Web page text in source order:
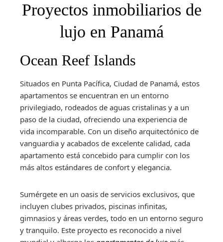
Proyectos inmobiliarios de
lujo en Panamá
Ocean Reef Islands
Situados en Punta Pacífica, Ciudad de Panamá, estos
apartamentos se encuentran en un entorno
privilegiado, rodeados de aguas cristalinas y a un
paso de la ciudad, ofreciendo una experiencia de
vida incomparable. Con un diseño arquitectónico de
vanguardia y acabados de excelente calidad, cada
apartamento está concebido para cumplir con los
más altos estándares de confort y elegancia.
Sumérgete en un oasis de servicios exclusivos, que
incluyen clubes privados, piscinas infinitas,
gimnasios y áreas verdes, todo en un entorno seguro
y tranquilo. Este proyecto es reconocido a nivel